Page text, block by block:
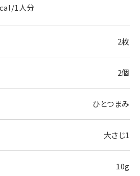
1人分
2枚
2個
ひとつまみ
大さじ1
10g